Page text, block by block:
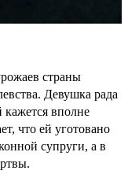
страны
Девушка рада
кажется вполне
что ей уготовано
супруги, а в